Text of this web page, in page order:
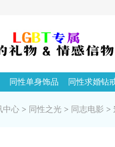
同性单身饰品 同性求婚钻
中心 > 同性之光 > 同志电影 >